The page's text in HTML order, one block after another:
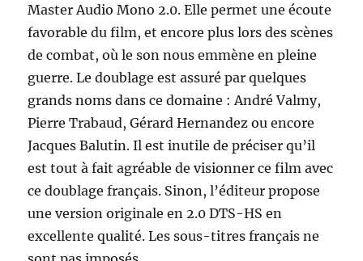
Master Audio Mono 2.0. Elle permet une écoute
favorable du film, et encore plus lors des scènes
de combat, où le son nous emmène en pleine
guerre. Le doublage est assuré par quelques
grands noms dans ce domaine : André Valmy,
Pierre Trabaud, Gérard Hernandez ou encore
Jacques Balutin. Il est inutile de préciser qu’il
est tout à fait agréable de visionner ce film avec
ce doublage français. Sinon, l’éditeur propose
une version originale en 2.0 DTS-HS en
excellente qualité. Les sous-titres français ne